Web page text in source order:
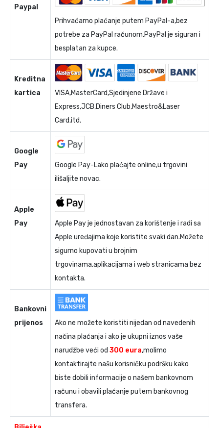
Paypal
Prihvaćamo plaćanje putem PayPal-a,bez
potrebe za PayPal računom.PayPal je siguran i
besplatan za kupce.
Kreditna
kartica
VISA,MasterCard,Sjedinjene Države i
Express,JCB,Diners Club,Maestro&Laser
Card,itd.
Google
Pay
Google Pay-Lako plaćajte online,u trgovini
ilišaljite novac.
Apple
Pay
Apple Pay je jednostavan za korištenje i radi sa
Apple uređajima koje koristite svaki dan.Možete
sigurno kupovati u brojnim
trgovinama,aplikacijama i web stranicama bez
kontakta.
Bankovni
prijenos
Ako ne možete koristiti nijedan od navedenih
načina plaćanja i ako je ukupni iznos vaše
narudžbe veći od 300 eura,molimo
kontaktirajte našu korisničku podršku kako
biste dobili informacije o našem bankovnom
računu i obavili plaćanje putem bankovnog
transfera.